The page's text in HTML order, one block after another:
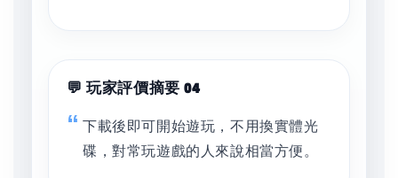
💬 玩家評價摘要 04
下載後即可開始遊玩，不用換實體光
碟，對常玩遊戲的人來說相當方便。